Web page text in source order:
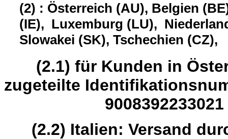
(2) : Österreich (AU), Belgien
(IE), Luxemburg (LU),
Slowakei (SK), Tschechien (CZ),
(2.1) für Kunden in
zugeteilte
9008392233021
(2.2) Italien: Versand